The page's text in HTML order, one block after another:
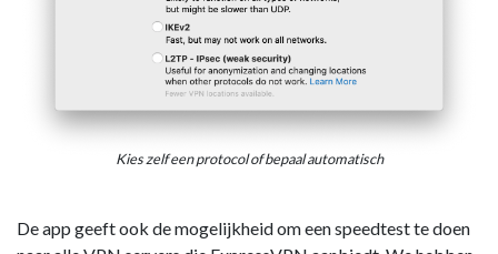
Kies zelf een protocol of bepaal automatisch
De app geeft ook de mogelijkheid om een speedtest te doen